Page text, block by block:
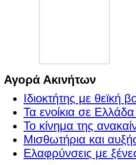
Αγορά Ακινήτων
Ιδιοκτήτης με θεϊκή
Τα ενοίκια σε
Το κίνημα της
Μισθωτήρια και
Ελαφρύνσεις με